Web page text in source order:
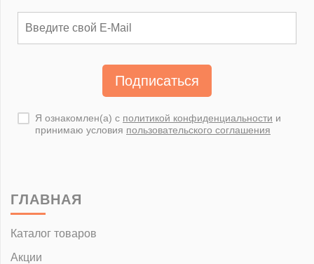
Подписаться
Я ознакомлен(а) с политикой конфиденциальности и
принимаю условия пользовательского соглашения
ГЛАВНАЯ
Каталог товаров
Акции